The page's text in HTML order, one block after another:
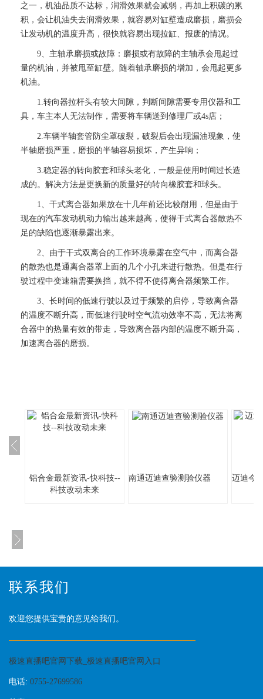
之一，机油品质不达标，润滑效果就会减弱，再加上积碳的累
积，会让机油失去润滑效果，就容易对缸壁造成磨损，磨损会
让发动机的温度升高，很快就容易出现拉缸、报废的情况。
9、主轴承磨损或故障：磨损或有故障的主轴承会甩起过
量的机油，并被甩至缸壁。随着轴承磨损的增加，会甩起更多
机油。
1.转向器拉杆头有较大间隙，判断间隙需要专用仪器和工
具，车主本人无法制作，需要将车辆送到修理厂或4s店；
2.车辆半轴套管防尘罩破裂，破裂后会出现漏油现象，使
半轴磨损严重，磨损的半轴容易损坏，产生异响；
3.稳定器的转向胶套和球头老化，一般是使用时间过长造
成的。解决方法是更换新的质量好的转向橡胶套和球头。
1、干式离合器如果放在十几年前还比较耐用，但是由于
现在的汽车发动机动力输出越来越高，使得干式离合器散热不
足的缺陷也逐渐暴露出来。
2、由于干式双离合的工作环境暴露在空气中，而离合器
的散热也是通离合器罩上面的几个小孔来进行散热。但是在行
驶过程中变速箱需要换挡，就不得不使得离合器频繁工作。
3、长时间的低速行驶以及过于频繁的启停，导致离合器
的温度不断升高，而低速行驶时空气流动效率不高，无法将离
合器中的热量有效的带走，导致离合器内部的温度不断升高，
加速离合器的磨损。
铝合金最新资讯-快科技--
科技改动未来
南通迈迪查验测验仪器 迈迪今
联系我们
欢迎您提供宝贵的意见给我们。
极速直播吧官网下载_极速直播吧官网入口
电话: 0755-27699586